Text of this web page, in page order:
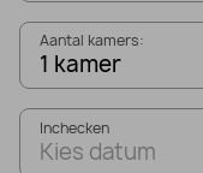
Aantal kamers:
1 kamer
Inchecken
Kies datum